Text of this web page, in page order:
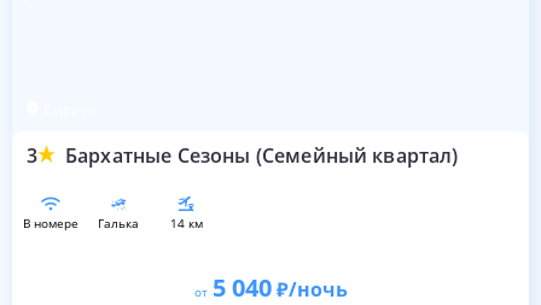
3 Бархатные Сезоны (Семейный квартал)
в номере галька 14 км
от 5 040 /ночь